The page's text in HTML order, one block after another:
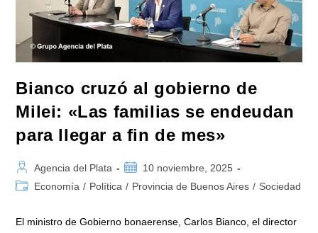
Bianco cruzó al gobierno de
Milei: «Las familias se endeudan
para llegar a fin de mes»
Autor
de
Agencia del Plata
Publicación
de
10 noviembre, 2025
Categoría
Economía / Política / Provincia de Buenos Aires / Sociedad
El ministro de Gobierno bonaerense, Carlos Bianco, el director